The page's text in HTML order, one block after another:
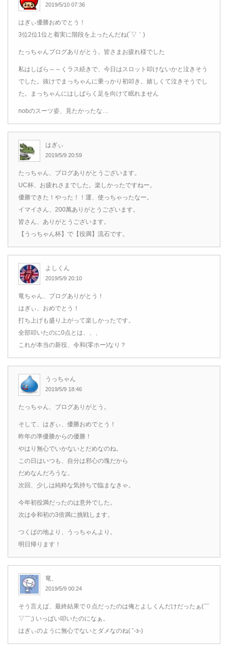
2019/5/10 07:36
はぎぃ優勝おめでとう！
3位2位1位と着実に階段を上ったんだね(´▽｀)
たっちゃんブログありがとう。皆さまお疲れ様でした
私はしばら～～くラス続きで、今日はスロット叩けないかと泣きそう
でした。抜けでまっちゃんに乗っかり初叩き。嬉しくて泣きそうでし
た。まっちゃんにはしばらく足を向けて眠れません
nobのスーツ姿、見たかったな…
はぎぃ
2019/5/9 20:59
たっちゃん、ブログありがとうございます。
UC杯、お疲れさまでした。楽しかったですねー。
優勝できた！やった！！運、使っちゃったなー。
イマイさん、200萬ありがとうございます。
皆さん、ありがとうございます。
【うっちゃん杯】で【役満】流石です。
よしくん
2019/5/9 20:10
竜ちゃん、ブログありがとう！
はぎぃ、おめでとう！
打ち上げも盛り上がって楽しかったです。
全部叩いたのに0点とは、、、
これが本当の新役、令和(零ホー)なり？
うっちゃん
2019/5/9 18:46
たっちゃん、ブログありがとう。
そして、はぎぃ、優勝おめでとう！
昨年の準優勝からの優勝！
やはり無心でいかないとだめなのね。
この日はいつも、自分は邪心の塊だから
だめなんだろうな。
次回、少しは純粋な気持ちで臨まなきゃ。
今年初役満だったのは意外でした。
次は令和初の3倍満に挑戦します。
つくばの地より、うっちゃんより。
明日帰ります！
竜、
2019/5/9 00:24
そう言えば、最終結果で０点だったのは俺とよしくんだけだったぁ(￣
▽￣;) いっぱい叩いたのになぁ。
はぎぃのように無心でないとダメなのね( ˘-з-)